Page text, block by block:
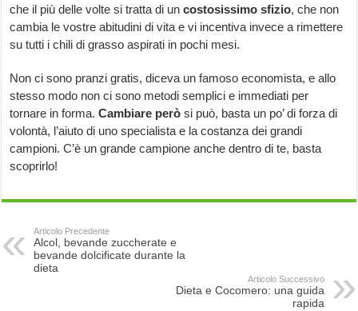
che il più delle volte si tratta di uncostosissimo sfizio, che non
cambia le vostre abitudini di vita e vi incentiva invece a rimettere
su tutti i chili di grasso aspirati in pochi mesi.
Non ci sono pranzi gratis, diceva un famoso economista, e allo
stesso modo non ci sono metodi semplici e immediati per
tornare in forma.Cambiare peròsi può, basta un po’ di forza di
volontà, l’aiuto di uno specialista e la costanza dei grandi
campioni. C’è un grande campione anche dentro di te, basta
scoprirlo!
Articolo Precedente
Alcol, bevande zuccherate e
bevande dolcificate durante la
dieta
Articolo Successivo
Dieta e Cocomero: una guida
rapida